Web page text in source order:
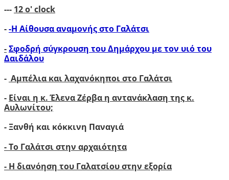
--- 12 ο' clock
--Η Αίθουσα αναμονής στο Γαλάτσι
-Σφοδρή σύγκρουση του Δημάρχου με τον υιό του
Δαιδάλου
- Αμπέλια και λαχανόκηποι στο Γαλάτσι
- Είναι η κ. Έλενα Ζέρβα η αντανάκλαση της κ.
Αυλωνίτου;
- Ξανθή και κόκκινη Παναγιά
- Το Γαλάτσι στην αρχαιότητα
- Η διανόηση του Γαλατσίου στην εξορία